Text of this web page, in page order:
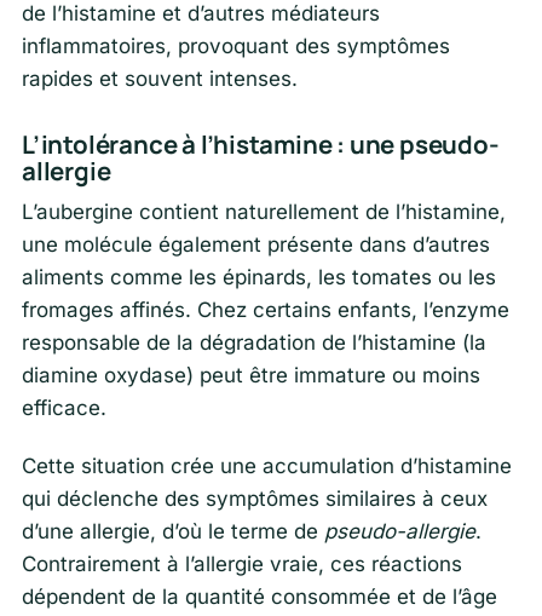
de l’histamine et d’autres médiateurs
inflammatoires, provoquant des symptômes
rapides et souvent intenses.
L’intolérance à l’histamine : une pseudo-
allergie
L’aubergine contient naturellement de l’histamine,
une molécule également présente dans d’autres
aliments comme les épinards, les tomates ou les
fromages affinés. Chez certains enfants, l’enzyme
responsable de la dégradation de l’histamine (la
diamine oxydase) peut être immature ou moins
efficace.
Cette situation crée une accumulation d’histamine
qui déclenche des symptômes similaires à ceux
d’une allergie, d’où le terme de pseudo-allergie.
Contrairement à l’allergie vraie, ces réactions
dépendent de la quantité consommée et de l’âge